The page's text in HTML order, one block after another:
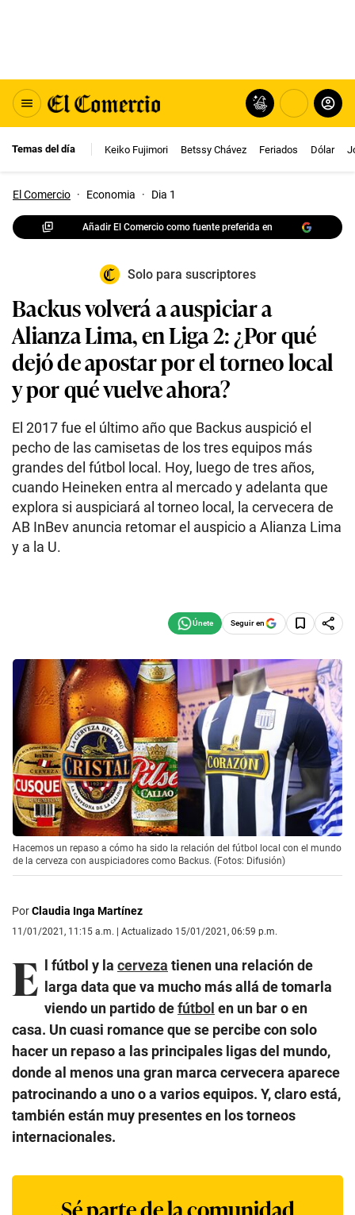
Temas del día Keiko Fujimori Betssy Chávez Feriados Dólar
El Comercio · Economia · Dia 1
Añadir El Comercio como fuente preferida en
Solo para suscriptores
Backus volverá a auspiciar a
Alianza Lima, en Liga 2: ¿Por qué
dejó de apostar por el torneo local
y por qué vuelve ahora?
El 2017 fue el último año que Backus auspició el
pecho de las camisetas de los tres equipos más
grandes del fútbol local. Hoy, luego de tres años,
cuando Heineken entra al mercado y adelanta que
explora si auspiciará al torneo local, la cervecera de
AB InBev anuncia retomar el auspicio a Alianza Lima
y a la U.
Seguir en
Hacemos un repaso a cómo ha sido la relación del fútbol local con el mundo
de la cerveza con auspiciadores como Backus. (Fotos: Difusión)
PorClaudia Inga Martínez
11/01/2021, 11:15 a.m. | Actualizado 15/01/2021, 06:59 p.m.
E l fútbol y la cerveza tienen una relación de
larga data que va mucho más allá de tomarla
viendo un partido defútbol en un bar o en
casa. Un cuasi romance que se percibe con solo
hacer un repaso a las principales ligas del mundo,
donde al menos una gran marca cervecera aparece
patrocinando a uno o a varios equipos. Y, claro está,
también están muy presentes en los torneos
internacionales.